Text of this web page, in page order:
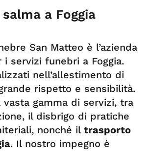
a Foggia
San Matteo è l’azienda
servizi funebri a Foggia.
nell’allestimento di
rispetto e sensibilità.
vasta gamma di servizi, tra
il disbrigo di pratiche
nonché il trasporto
. Il nostro impegno è